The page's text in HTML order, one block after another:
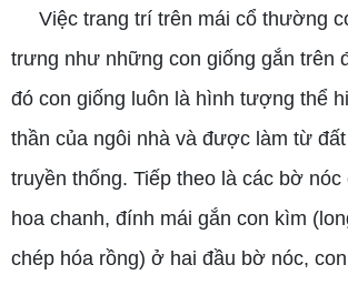
Việc trang trí trên mái cổ thường
trưng như những con giống gắn trên
đó con giống luôn là hình tượng thể
thần của ngôi nhà và được làm từ
truyền thống. Tiếp theo là các bờ nóc
hoa chanh, đính mái gắn con kìm
chép hóa rồng) ở hai đầu bờ nóc,